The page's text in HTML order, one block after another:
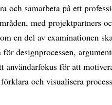
och samarbeta på ett
med projektpartners
en del av examinationen
designprocessen,
användarfokus för att
och visualisera